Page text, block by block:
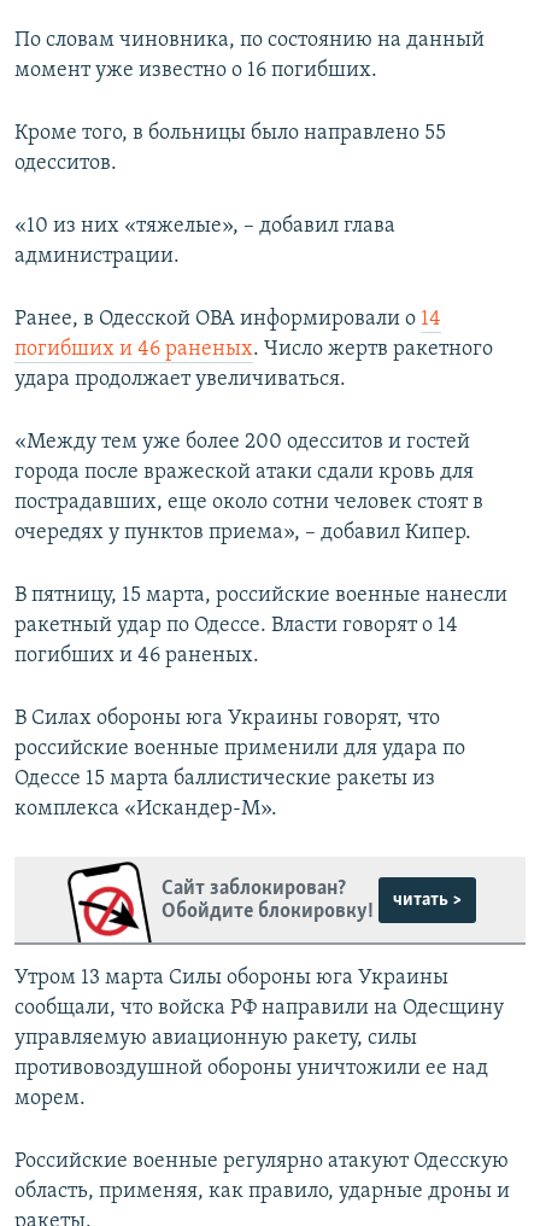
По словам чиновника, по состоянию на данный
момент уже известно о 16 погибших.
Кроме того, в больницы было направлено 55
одесситов.
«10 из них «тяжелые», – добавил глава
администрации.
Ранее, в Одесской ОВА информировали о 14
погибших и 46 раненых. Число жертв ракетного
удара продолжает увеличиваться.
«Между тем уже более 200 одесситов и гостей
города после вражеской атаки сдали кровь для
пострадавших, еще около сотни человек стоят в
очередях у пунктов приема», – добавил Кипер.
В пятницу, 15 марта, российские военные нанесли
ракетный удар по Одессе. Власти говорят о 14
погибших и 46 раненых.
В Силах обороны юга Украины говорят, что
российские военные применили для удара по
Одессе 15 марта баллистические ракеты из
комплекса «Искандер-М».
Сайт заблокирован?
Обойдите блокировку!
читать >
Утром 13 марта Силы обороны юга Украины
сообщали, что войска РФ направили на Одесщину
управляемую авиационную ракету, силы
противовоздушной обороны уничтожили ее над
морем.
Российские военные регулярно атакуют Одесскую
область, применяя, как правило, ударные дроны и